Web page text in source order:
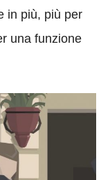
in più, più per
una funzione